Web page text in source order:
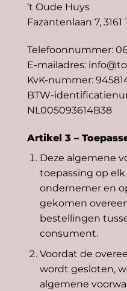
’t Oude Huys
Fazantenlaan 7, 3161
Telefoonnummer:
E-mailadres:
KvK-nummer:
BTW-
NL005093614B38
Artikel 3 –
Deze algemene
toepassing op
ondernemer en
gekomen
bestellingen
consument.
Voordat de
wordt gesloten,
algemene